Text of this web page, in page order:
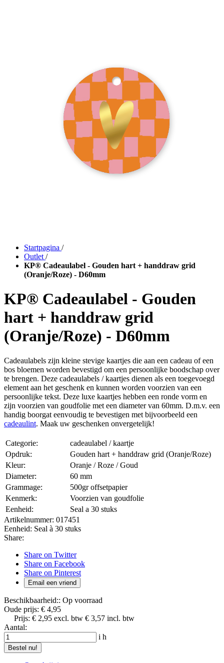
Startpagina /
Outlet /
KP® Cadeaulabel - Gouden hart + handdraw grid
(Oranje/Roze) - D60mm
KP® Cadeaulabel - Gouden
hart + handdraw grid
(Oranje/Roze) - D60mm
Cadeaulabels zijn kleine stevige kaartjes die aan een cadeau of een
bos bloemen worden bevestigd om een persoonlijke boodschap over
te brengen. Deze cadeaulabels / kaartjes dienen als een toegevoegd
element aan het geschenk en kunnen worden voorzien van een
persoonlijke tekst. Deze luxe kaartjes hebben een ronde vorm en
zijn voorzien van goudfolie met een diameter van 60mm. D.m.v. een
handig boorgat eenvoudig te bevestigen met bijvoorbeeld een
cadeaulint. Maak uw geschenken onvergetelijk!
Categorie:
cadeaulabel / kaartje
Opdruk:
Gouden hart + handdraw grid (Oranje/Roze)
Kleur:
Oranje / Roze / Goud
Diameter:
60 mm
Grammage:
500gr offsetpapier
Kenmerk:
Voorzien van goudfolie
Eenheid:
Seal a 30 stuks
Artikelnummer: 017451
Eenheid: Seal à 30 stuks
Share:
Share on Twitter
Share on Facebook
Share on Pinterest
Email een vriend
Beschikbaarheid:: Op voorraad
Oude prijs: € 4,95
Prijs: € 2,95 excl. btw € 3,57 incl. btw
Aantal:
i h
Bestel nu!